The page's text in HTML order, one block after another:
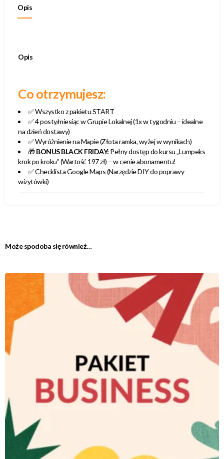
Opis
Opis
Co otrzymujesz:
✅ Wszystko z pakietu START
✅ 4 posty/miesiąc w Grupie Lokalnej (1x w tygodniu – idealne
na dzień dostawy)
✅ Wyróżnienie na Mapie (Złota ramka, wyżej w wynikach)
🎁BONUS BLACK FRIDAY: Pełny dostęp do kursu „Lumpeks
krok po kroku” (Wartość 197 zł) – w cenie abonamentu!
✅ Checklista Google Maps (Narzędzie DIY do poprawy
wizytówki)
Może spodoba się również…